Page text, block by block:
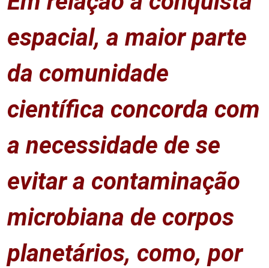
espacial, a maior parte
da comunidade
científica concorda com
a necessidade de se
evitar a contaminação
microbiana de corpos
planetários, como, por